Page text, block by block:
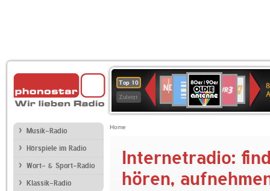
Top 10
Zuletzt
Deutschlandfunk
80er
90er
OLDIE
ANTENNE
SWR3
SWR
Kultur
NDR
2
Musik-Radio
Hörspiele im Radio
Wort- & Sport-Radio
Klassik-Radio
Home
Internetradio:
hören,
hr2-
kultur
Deutschlandfunk 80er
90er
OLDIE
ANTENNE